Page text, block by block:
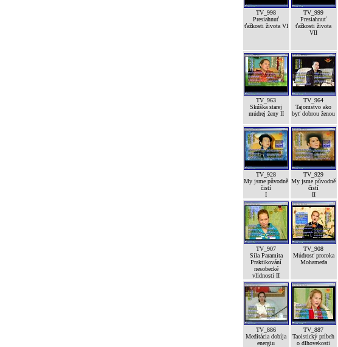
TV_998
Presiahnuť
ťažkosti života VI
TV_999
Presiahnuť
ťažkosti života
VII
TV_963
Skúška starej
múdrej ženy II
TV_964
Tajomstvo ako
byť dobrou ženou
TV_928
My jsme původně
čistí
I
TV_929
My jsme původně
čistí
II
TV_907
Sila Paramita
Praktikování
nesobecké
vlídnosti II
TV_908
Múdrosť proroka
Mohameda
TV_886
Meditácia dobíja
energiu
TV_887
Taoistický príbeh
o dlhovekosti